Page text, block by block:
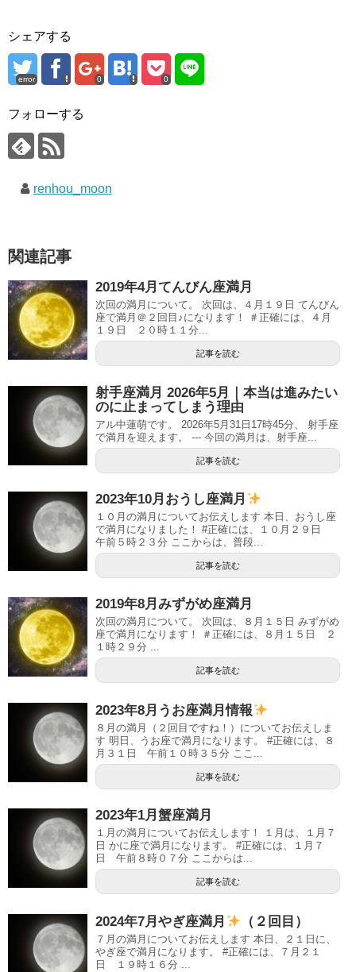
シェアする
error 0 0
フォローする
renhou_moon
関連記事
2019年4月てんびん座満月
次回の満月について。 次回は、４月１９日 てんびん
座で満月＠２回目♪になります！ ＃正確には、４月
１９日 ２０時１１分...
記事を読む
射手座満月 2026年5月｜本当は進みたい
のに止まってしまう理由
アル中蓮萌です。 2026年5月31日17時45分、 射手座
で満月を迎えます。 --- 今回の満月は、射手座...
記事を読む
2023年10月おうし座満月
１０月の満月についてお伝えします 本日、おうし座
で満月になりました！ #正確には、１０月２９日
午前５時２３分 ここからは、普段...
記事を読む
2019年8月みずがめ座満月
次回の満月について。 次回は、８月１５日 みずがめ
座で満月になります！ ＃正確には、８月１５日 ２
１時２９分 ...
記事を読む
2023年8月うお座満月情報
８月の満月（２回目ですね！）についてお伝えしま
す 明日、うお座で満月になります。 #正確には、８
月３１日 午前１０時３５分 ここ...
記事を読む
2023年1月蟹座満月
１月の満月についてお伝えします！ １月は、１月７
日 かに座で満月になります。 #正確には、１月７
日 午前８時０７分 ここからは...
記事を読む
2024年7月やぎ座満月 （２回目）
７月の満月についてお伝えします 本日、２１日に、
やぎ座で満月になります。 #正確には、７月２１
日 １９時１６分 ...